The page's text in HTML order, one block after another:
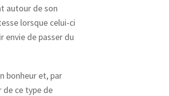
autour de son
lorsque celui-ci
envie de passer du
bonheur et, par
de ce type de